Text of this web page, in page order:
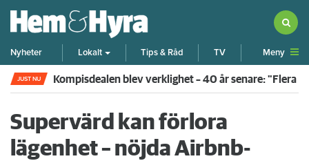
Nyheter Lokalt Tips & Råd TV Meny
JUST NU Kompisdealen blev verklighet – 40 år senare: "Flera
Supervärd kan förlora
lägenhet – nöjda Airbnb-